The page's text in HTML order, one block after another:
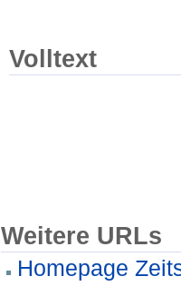
Volltext
Weitere URLs
Homepage